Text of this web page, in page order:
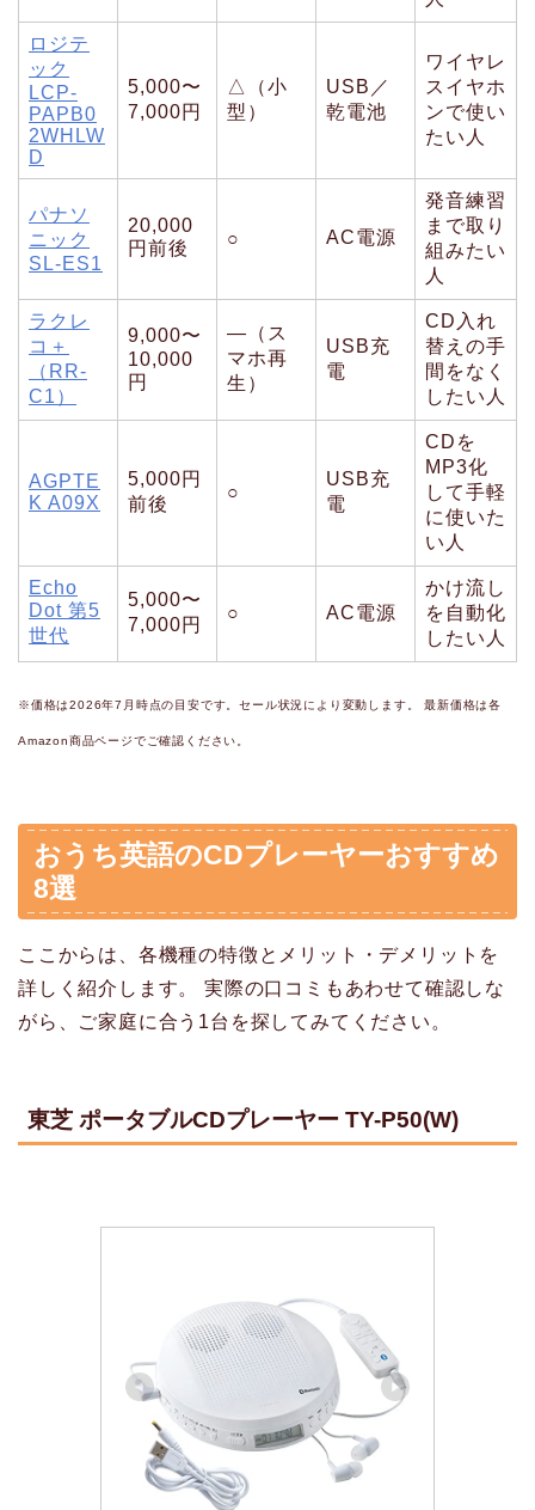
ロジテ
ック
LCP-
PAPB0
2WHLW
D
5,000〜
7,000円
△（小
型）
USB／
乾電池
ワイヤレ
スイヤホ
ンで使い
たい人
パナソ
ニック
SL-ES1
20,000
円前後
○ AC電源
発音練習
まで取り
組みたい
人
ラクレ
コ＋
（RR-
C1）
9,000〜
10,000
円
―（ス
マホ再
生）
USB充
電
CD入れ
替えの手
間をなく
したい人
AGPTE
K A09X
5,000円
前後
○
USB充
電
CDを
MP3化
して手軽
に使いた
い人
Echo
Dot 第5
世代
5,000〜
7,000円
○ AC電源
かけ流し
を自動化
したい人
※価格は2026年7月時点の目安です。セール状況により変動します。 最新価格は各
Amazon商品ページでご確認ください。
おうち英語のCDプレーヤーおすすめ
8選
ここからは、各機種の特徴とメリット・デメリットを
詳しく紹介します。 実際の口コミもあわせて確認しな
がら、ご家庭に合う1台を探してみてください。
東芝 ポータブルCDプレーヤー TY-P50(W)